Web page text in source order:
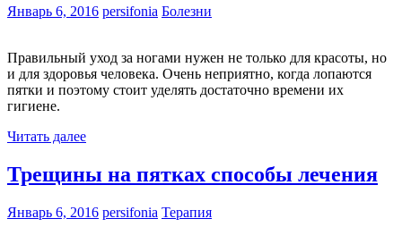
Январь 6, 2016 persifonia Болезни
Правильный уход за ногами нужен не только для красоты, но
и для здоровья человека. Очень неприятно, когда лопаются
пятки и поэтому стоит уделять достаточно времени их
гигиене.
Читать далее
Трещины на пятках способы лечения
Январь 6, 2016 persifonia Терапия